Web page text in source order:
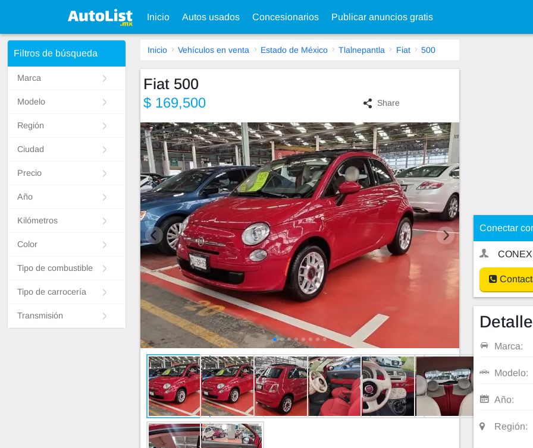
Inicio Autos usados Concesionarios Publicar anuncios gratis
Filtros de búsqueda
Marca
Modelo
Región
Ciudad
Precio
Año
Kilómetros
Color
Tipo de combustible
Tipo de carrocería
Transmisión
Inicio Vehículos en venta Estado de México Tlalnepantla Fiat 500
Fiat 500
$ 169,500 Share
Conectar
Marca:
Modelo:
Año:
Región: